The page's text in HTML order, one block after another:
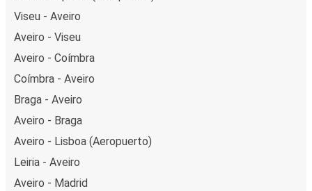
Viseu - Aveiro
Aveiro - Viseu
Aveiro - Coímbra
Coímbra - Aveiro
Braga - Aveiro
Aveiro - Braga
Aveiro - Lisboa (Aeropuerto)
Leiria - Aveiro
Aveiro - Madrid